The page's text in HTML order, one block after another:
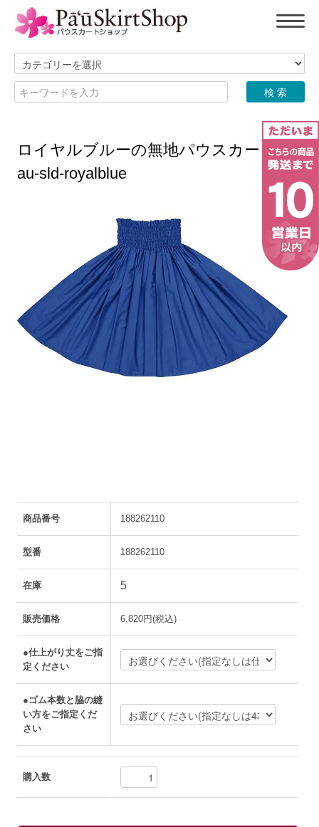
ロイヤルブルーの無地パウスカート sp
au-sld-royalblue
商品番号 188262110
型番 188262110
在庫 5
販売価格 6,820円(税込)
●仕上がり丈をご指
定ください
●ゴム本数と脇の縫
い方をご指定くだ
さい
購入数